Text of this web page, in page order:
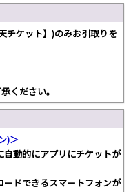
チケット】)のみお引取りを
ください。
)＞
動的にアプリにチケットが
ドできるスマートフォンが